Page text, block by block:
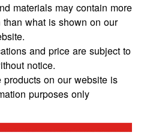
materials may contain more
what is shown on our
and price are subject to
notice.
on our website is
purposes only